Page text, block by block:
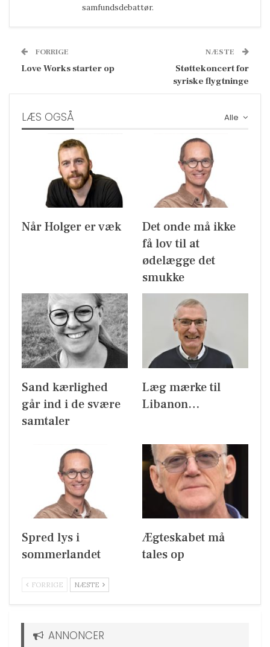
samfundsdebattør.
FORRIGE
Love Works starter op
NÆSTE
Støttekoncert for
syriske flygtninge
Alle
LÆS OGSÅ
Når Holger er væk
Det onde må ikke
få lov til at
ødelægge det
smukke
Sand kærlighed
går ind i de svære
samtaler
Læg mærke til
Libanon…
Spred lys i
sommerlandet
Ægteskabet må
tales op
FORRIGE NÆSTE
ANNONCER